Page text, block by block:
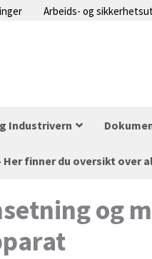
Arbeids- og
Industrivern
Her finner du oversikt over
og